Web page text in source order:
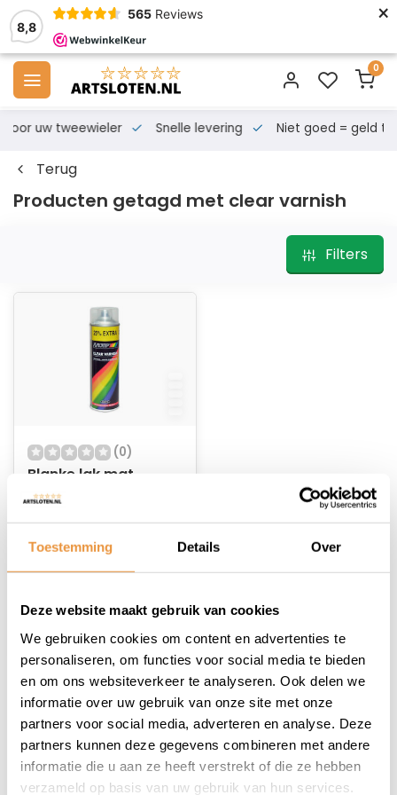
Toestemming Details Over
Deze website maakt gebruik van cookies
We gebruiken cookies om content en advertenties te
personaliseren, om functies voor social media te bieden
en om ons websiteverkeer te analyseren. Ook delen we
informatie over uw gebruik van onze site met onze
partners voor social media, adverteren en analyse. Deze
partners kunnen deze gegevens combineren met andere
informatie die u aan ze heeft verstrekt of die ze hebben
verzameld op basis van uw gebruik van hun services.
8,8
565 Reviews ×
0
voor uw tweewieler Snelle levering Niet goed = geld
Terug
Producten getagd met clear varnish
Filters
(0)
Blanke lak mat
Niet op voorraad
16,36
1